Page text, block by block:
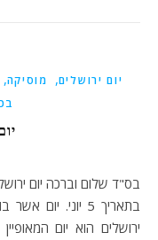
יום ירושלים, מוסיקה,
בס"ד שלום וברכה יום ירושלים הבא עלינו לטובה יחוג ביום ראשון בערב
בתאריך 5 יוני.
ירושלים הוא יום